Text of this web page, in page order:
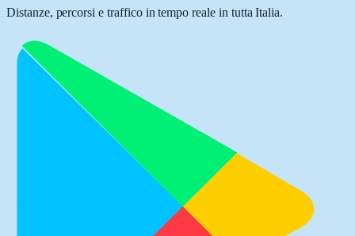
Distanze, percorsi e traffico in tempo reale in tutta Italia.